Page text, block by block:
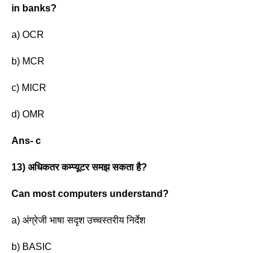
in banks?
a) OCR
b) MCR
c) MICR
d) OMR
Ans- c
13) अधिकतर कम्प्यूटर समझ सकता है?
Can most computers understand?
a) अंग्रेजी भाषा सदृश उच्चस्तरीय निर्देश
b) BASIC